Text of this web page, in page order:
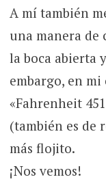
A mí también
una manera de
la boca abierta
embargo, en
«Fahrenheit
(también es de
más flojito.
¡Nos vemos!